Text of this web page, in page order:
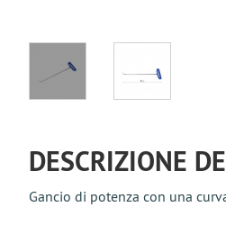
DESCRIZIONE
Gancio di potenza con una